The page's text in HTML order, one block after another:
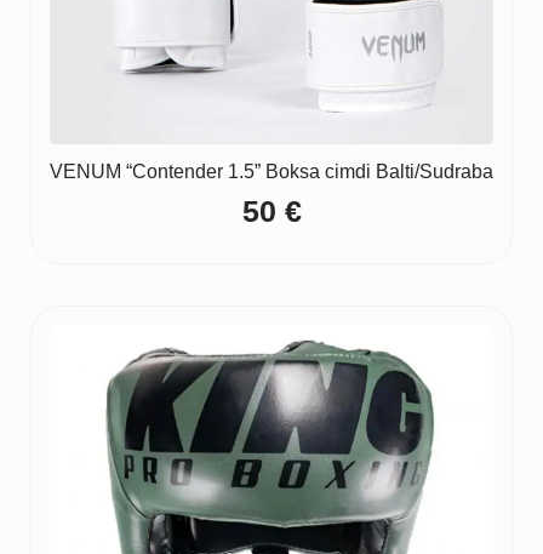
VENUM “Contender 1.5” Boksa cimdi Balti/Sudraba
50 €